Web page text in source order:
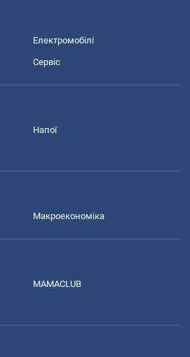
Електромобілі
Сервіс
Напої
Макроекономіка
MAMACLUB